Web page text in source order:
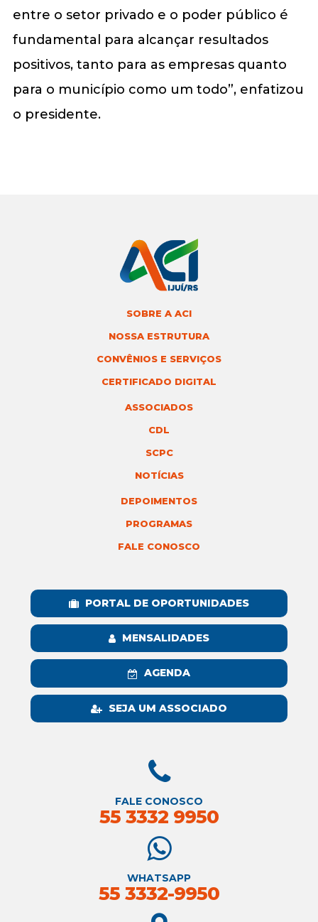
entre o setor privado e o poder público é
fundamental para alcançar resultados
positivos, tanto para as empresas quanto
para o município como um todo”, enfatizou
o presidente.
SOBRE A ACI
NOSSA ESTRUTURA
CONVÊNIOS E SERVIÇOS
CERTIFICADO DIGITAL
ASSOCIADOS
CDL
SCPC
NOTÍCIAS
DEPOIMENTOS
PROGRAMAS
FALE CONOSCO
PORTAL DE OPORTUNIDADES
MENSALIDADES
AGENDA
SEJA UM ASSOCIADO
FALE CONOSCO
55 3332 9950
WHATSAPP
55 3332-9950